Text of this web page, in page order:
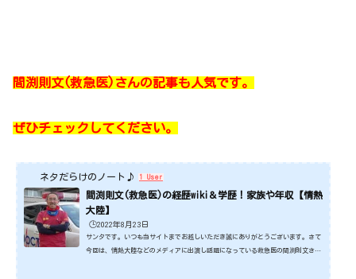
間渕則文(救急医)さんの記事も人気です。
ぜひチェックしてください。
ネタだらけのノート♪ 1 User
間渕則文(救急医)の経歴wiki＆学歴！家族や年収【情熱
大陸】
🕒️2022年8月23日
サンタです。いつも当サイトまでお越しいただき誠にありがとうございます。さて
今回は、情熱大陸などのメディアに出演し話題になっている救急医の間渕則文さん